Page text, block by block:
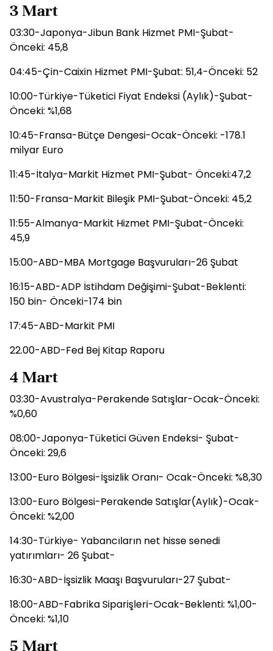
3 Mart
03:30-Japonya-Jibun Bank Hizmet PMI-Şubat-
Önceki: 45,8
04:45-Çin-Caixin Hizmet PMI-Şubat: 51,4-Önceki: 52
10:00-Türkiye-Tüketici Fiyat Endeksi (Aylık)-Şubat-
Önceki: %1,68
10:45-Fransa-Bütçe Dengesi-Ocak-Önceki: -178.1
milyar Euro
11:45-İtalya-Markit Hizmet PMI-Şubat- Önceki:47,2
11:50-Fransa-Markit Bileşik PMI-Şubat-Önceki: 45,2
11:55-Almanya-Markit Hizmet PMI-Şubat-Önceki:
45,9
15:00-ABD-MBA Mortgage Başvuruları-26 Şubat
16:15-ABD-ADP İstihdam Değişimi-Şubat-Beklenti:
150 bin- Önceki-174 bin
17:45-ABD-Markit PMI
22.00-ABD-Fed Bej Kitap Raporu
4 Mart
03:30-Avustralya-Perakende Satışlar-Ocak-Önceki:
%0,60
08:00-Japonya-Tüketici Güven Endeksi- Şubat-
Önceki: 29,6
13:00-Euro Bölgesi-İşsizlik Oranı- Ocak-Önceki: %8,30
13:00-Euro Bölgesi-Perakende Satışlar(Aylık)-Ocak-
Önceki: %2,00
14:30-Türkiye- Yabancıların net hisse senedi
yatırımları- 26 Şubat-
16:30-ABD-İşsizlik Maaşı Başvuruları-27 Şubat-
18:00-ABD-Fabrika Siparişleri-Ocak-Beklenti: %1,00-
Önceki: %1,10
5 Mart